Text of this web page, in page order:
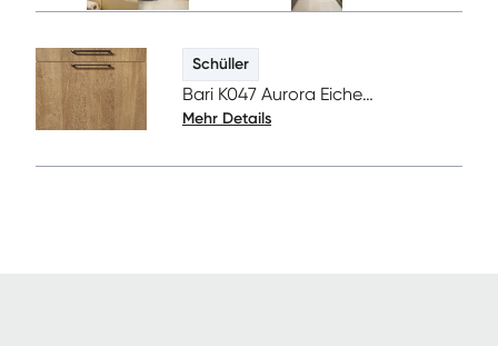
Schüller
Bari K047 Aurora Eiche
Nachbildung
Mehr Details